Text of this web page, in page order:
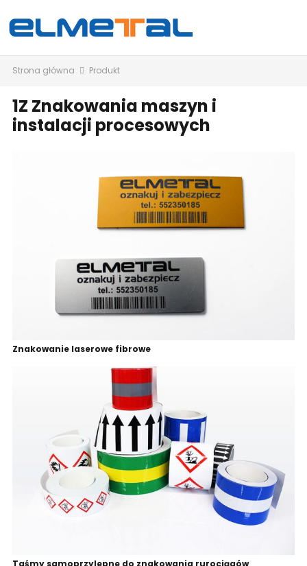
Strona główna Produkt
1Z Znakowania maszyn i
instalacji procesowych
Znakowanie laserowe fibrowe
Taśmy samoprzylepne do znakowania rurociągów